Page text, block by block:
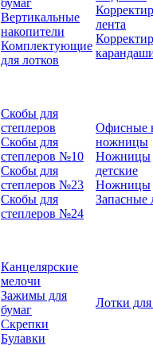
бумаг
Вертикальные
накопители
Комплектующие
для лотков
лента
Скобы для
степлеров
Скобы для
степлеров №10
Скобы для
степлеров №23
Скобы для
степлеров №24
Офисные
ножницы
Ножницы
детские
Ножницы
Запасные
Канцелярские
мелочи
Зажимы для
бумаг
Скрепки
Булавки
Лотки